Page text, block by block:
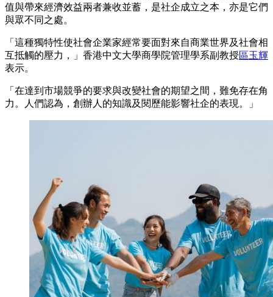
值與帶來經濟效益兩者兼收並蓄，是社企成立之本，亦是它們
與眾不同之處。
「這種獨特性使社會企業家經常要面對來自商業世界及社會相
互抵觸的壓力，」香港中文大學商學院管理學系副教授區玉輝
表示。
「在達到市場競爭的要求與改變社會的期望之間，難免存在角
力。人們認為，創辦人的知識及閱歷能影響社企的表現。」